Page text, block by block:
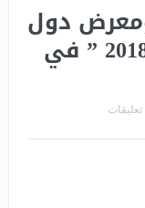
دول
حوض المتوسط “موك 2018 ” في
تعليقات